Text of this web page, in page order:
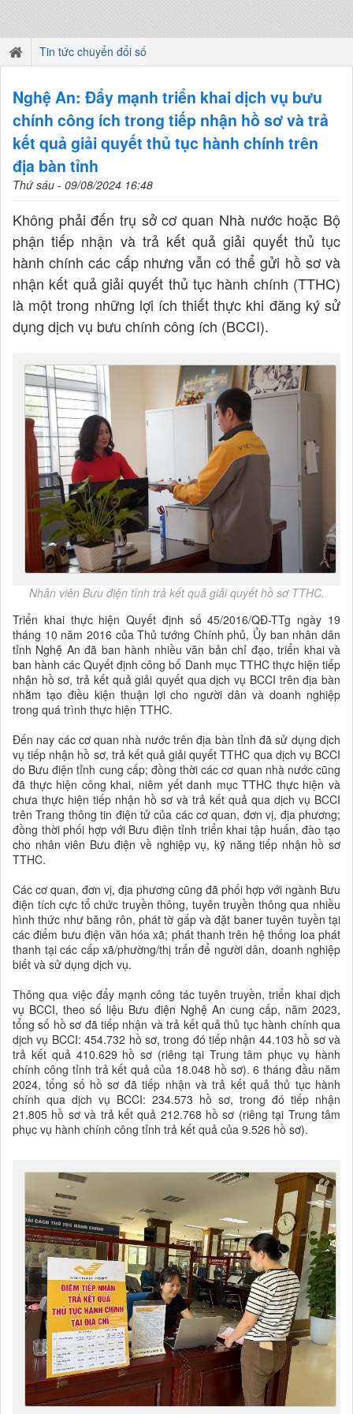
Tin tức chuyển đổi số
Nghệ An: Đẩy mạnh triển khai dịch vụ bưu
chính công ích trong tiếp nhận hồ sơ và trả
kết quả giải quyết thủ tục hành chính trên
địa bàn tỉnh
Thứ sáu - 09/08/2024 16:48
Không phải đến trụ sở cơ quan Nhà nước hoặc Bộ
phận tiếp nhận và trả kết quả giải quyết thủ tục
hành chính các cấp nhưng vẫn có thể gửi hồ sơ và
nhận kết quả giải quyết thủ tục hành chính (TTHC)
là một trong những lợi ích thiết thực khi đăng ký sử
dụng dịch vụ bưu chính công ích (BCCI).
Nhân viên Bưu điện tỉnh trả kết quả giải quyết hồ sơ TTHC.
Triển khai thực hiện Quyết định số 45/2016/QĐ-TTg ngày 19
tháng 10 năm 2016 của Thủ tướng Chính phủ, Ủy ban nhân dân
tỉnh Nghệ An đã ban hành nhiều văn bản chỉ đạo, triển khai và
ban hành các Quyết định công bố Danh mục TTHC thực hiện tiếp
nhận hồ sơ, trả kết quả giải quyết qua dịch vụ BCCI trên địa bàn
nhằm tạo điều kiện thuận lợi cho người dân và doanh nghiệp
trong quá trình thực hiện TTHC.
Đến nay các cơ quan nhà nước trên địa bàn tỉnh đã sử dụng dịch
vụ tiếp nhận hồ sơ, trả kết quả giải quyết TTHC qua dịch vụ BCCI
do Bưu điện tỉnh cung cấp; đồng thời các cơ quan nhà nước cũng
đã thực hiện công khai, niêm yết danh mục TTHC thực hiện và
chưa thực hiện tiếp nhận hồ sơ và trả kết quả qua dịch vụ BCCI
trên Trang thông tin điện tử của các cơ quan, đơn vị, địa phương;
đồng thời phối hợp với Bưu điện tỉnh triển khai tập huấn, đào tạo
cho nhân viên Bưu điện về nghiệp vụ, kỹ năng tiếp nhận hồ sơ
TTHC.
Các cơ quan, đơn vị, địa phương cũng đã phối hợp với ngành Bưu
điện tích cực tổ chức truyền thông, tuyên truyền thông qua nhiều
hình thức như băng rôn, phát tờ gấp và đặt baner tuyên tuyền tại
các điểm bưu điện văn hóa xã; phát thanh trên hệ thống loa phát
thanh tại các cấp xã/phường/thị trấn để người dân, doanh nghiệp
biết và sử dụng dịch vụ.
Thông qua việc đẩy mạnh công tác tuyên truyền, triển khai dịch
vụ BCCI, theo số liệu Bưu điện Nghệ An cung cấp, năm 2023,
tổng số hồ sơ đã tiếp nhận và trả kết quả thủ tục hành chính qua
dịch vụ BCCI: 454.732 hồ sơ, trong đó tiếp nhận 44.103 hồ sơ và
trả kết quả 410.629 hồ sơ (riêng tại Trung tâm phục vụ hành
chính công tỉnh trả kết quả của 18.048 hồ sơ). 6 tháng đầu năm
2024, tổng số hồ sơ đã tiếp nhận và trả kết quả thủ tục hành
chính qua dịch vụ BCCI: 234.573 hồ sơ, trong đó tiếp nhận
21.805 hồ sơ và trả kết quả 212.768 hồ sơ (riêng tại Trung tâm
phục vụ hành chính công tỉnh trả kết quả của 9.526 hồ sơ).